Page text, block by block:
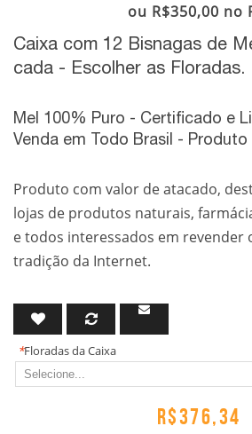
ou R$350,00 no
Caixa com 12 Bisnagas de
cada - Escolher as Floradas.
Mel 100% Puro - Certificado e
Venda em Todo Brasil - Produto
Produto com valor de atacado,
lojas de produtos naturais,
e todos interessados em revender
tradição da Internet.
*Floradas da Caixa
R$376,34